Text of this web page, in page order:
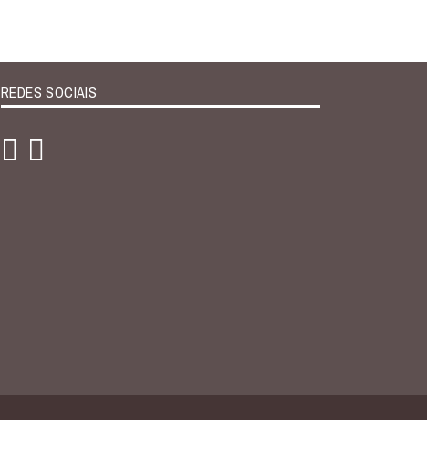
REDES SOCIAIS